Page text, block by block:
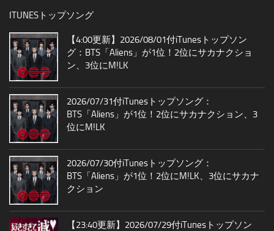
ITUNESトップソング
【4:00更新】2026/08/01付iTunesトップソン
グ：BTS「Aliens」が1位！2位にサカナクショ
ン、3位にM!LK
2026/07/31付iTunesトップソング：
BTS「Aliens」が1位！2位にサカナクション、3
位にM!LK
2026/07/30付iTunesトップソング：
BTS「Aliens」が1位！2位にM!LK、3位にサカナ
クション
【23:40更新】2026/07/29付iTunesトップソン